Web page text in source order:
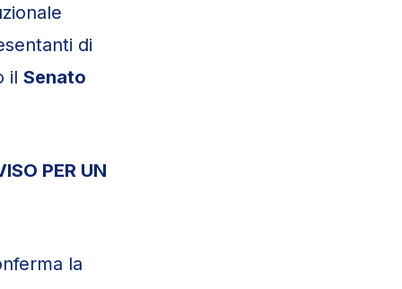
di
il Senato
PER UN
la